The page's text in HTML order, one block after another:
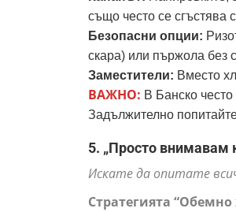
също често се сгъстява
Безопасни опции:
скара) или пържола без
Заместители: Вместо
ВАЖНО: В Банско
Задължително
5. „Просто внимавам
Искате да опитате
Стратегията “Обемно